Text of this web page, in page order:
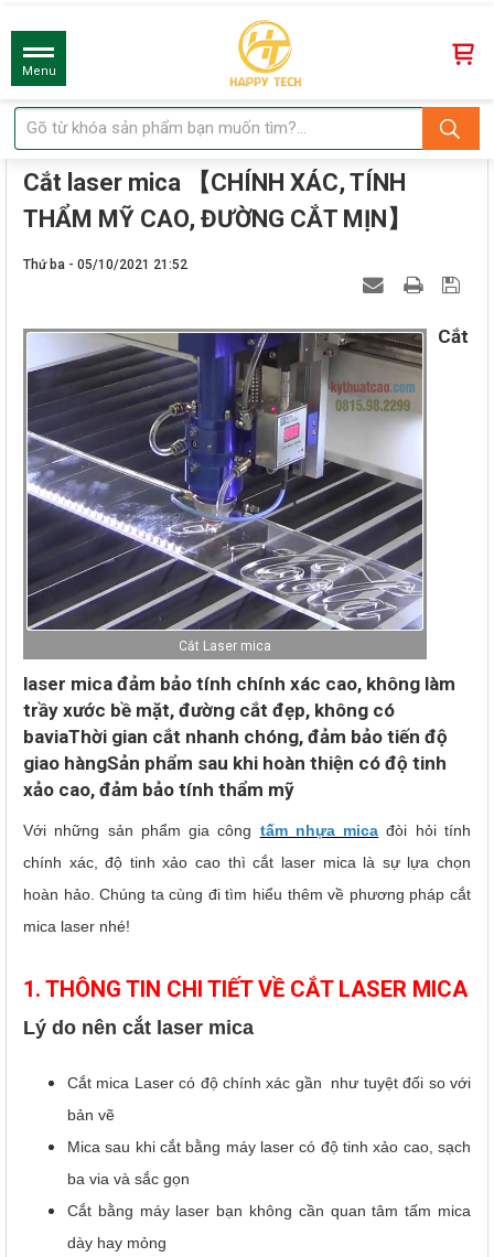
Menu
Cắt laser mica 【CHÍNH XÁC, TÍNH
THẨM MỸ CAO, ĐƯỜNG CẮT MỊN】
Thứ ba - 05/10/2021 21:52
Cắt Laser mica
Cắt
laser mica đảm bảo tính chính xác cao, không làm
trầy xước bề mặt, đường cắt đẹp, không có
baviaThời gian cắt nhanh chóng, đảm bảo tiến độ
giao hàngSản phẩm sau khi hoàn thiện có độ tinh
xảo cao, đảm bảo tính thẩm mỹ
Với những sản phẩm gia công tấm nhựa mica đòi hỏi tính
chính xác, độ tinh xảo cao thì cắt laser mica là sự lựa chọn
hoàn hảo. Chúng ta cùng đi tìm hiểu thêm về phương pháp cắt
mica laser nhé!
1. THÔNG TIN CHI TIẾT VỀ CẮT LASER MICA
Lý do nên cắt laser mica
Cắt mica Laser có độ chính xác gần như tuyệt đối so với
bản vẽ
Mica sau khi cắt bằng máy laser có độ tinh xảo cao, sạch
ba via và sắc gọn
Cắt bằng máy laser bạn không cần quan tâm tấm mica
dày hay mỏng